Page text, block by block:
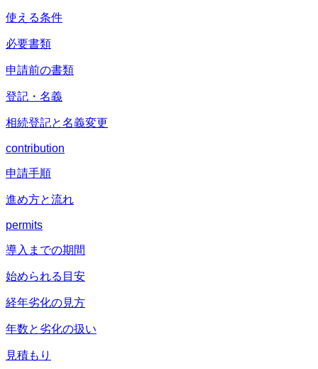
使える条件
必要書類
申請前の書類
登記・名義
相続登記と名義変更
contribution
申請手順
進め方と流れ
permits
導入までの期間
始められる目安
経年劣化の見方
年数と劣化の扱い
見積もり